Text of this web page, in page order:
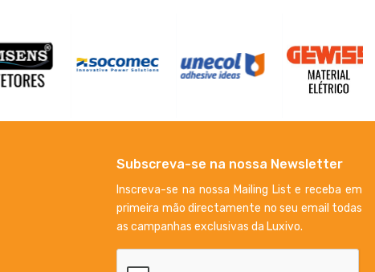
Subscreva-se na nossa Newsletter
Inscreva-se na nossa Mailing List e receba em
primeira mão directamente no seu email todas
as campanhas exclusivas da Luxivo.